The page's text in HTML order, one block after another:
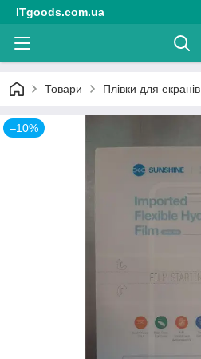
ITgoods.com.ua
Товари Плівки для екранів
–10%